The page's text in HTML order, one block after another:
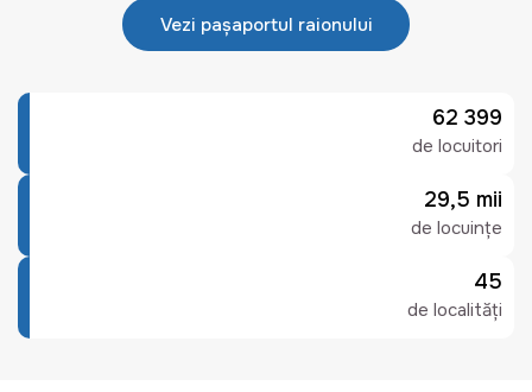
Vezi pașaportul raionului
62 399
de locuitori
29,5 mii
de locuințe
45
de localități